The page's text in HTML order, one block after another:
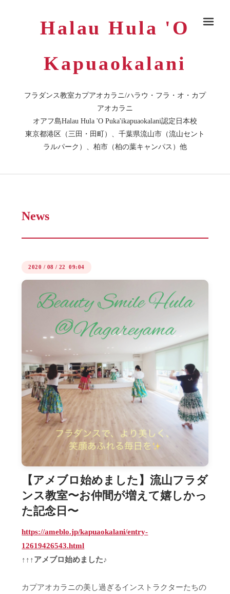
Halau Hula 'O
Kapuaokalani
フラダンス教室カプアオカラニ/ハラウ・フラ・オ・カプ
アオカラニ
オアフ島Halau Hula 'O Puka'ikapuaokalani認定日本校
東京都港区（三田・田町）、千葉県流山市（流山セント
ラルパーク）、柏市（柏の葉キャンパス）他
News
2020 / 08 / 22 09:04
【アメブロ始めました】流山フラダ
ンス教室〜お仲間が増えて嬉しかっ
た記念日〜
https://ameblo.jp/kapuaokalani/entry-
12619426543.html
↑↑↑アメブロ始めました♪
カプアオカラニの美し過ぎるインストラクターたちの